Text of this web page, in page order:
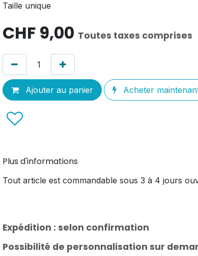
Taille unique
CHF 9,00 Toutes taxes comprises
Ajouter au panier Acheter
Plus d'informations
Tout article est commandable sous 3 à 4 jours
Expédition : selon confirmation
Possibilité de personnalisation sur